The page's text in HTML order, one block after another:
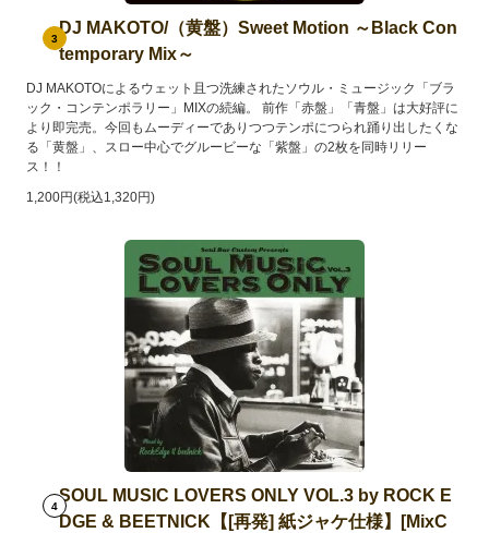
3
DJ MAKOTO/（黄盤）Sweet Motion ～Black Con
temporary Mix～
DJ MAKOTOによるウェット且つ洗練されたソウル・ミュージック「ブラ
ック・コンテンポラリー」MIXの続編。 前作「赤盤」「青盤」は大好評に
より即完売。今回もムーディーでありつつテンポにつられ踊り出したくな
る「黄盤」、スロー中心でグルービーな「紫盤」の2枚を同時リリー
ス！！
1,200円(税込1,320円)
4
SOUL MUSIC LOVERS ONLY VOL.3 by ROCK E
DGE & BEETNICK【[再発] 紙ジャケ仕様】[MixC